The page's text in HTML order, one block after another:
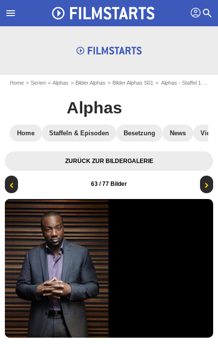
menu profil search
Home Serien Alphas Bilder Alphas Bilder Alphas S01 Alphas - Staffel 1 : Bild Malik Yoba
Alphas
Home Staffeln & Episoden Besetzung News
ZURÜCK ZUR BILDERGALERIE
63 / 77 Bilder